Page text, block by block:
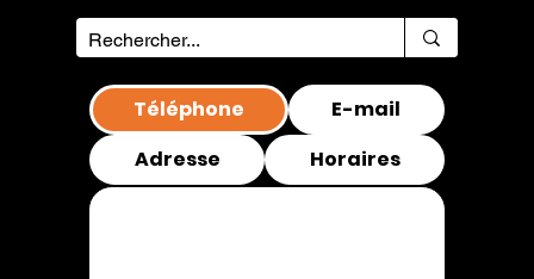
Téléphone
E-mail
Adresse
Horaires